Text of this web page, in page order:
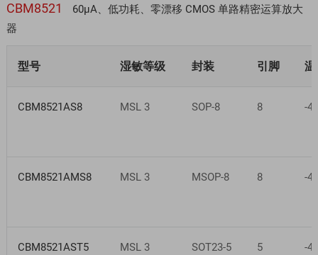
CBM8521
60µA、低功耗、零漂移 CMOS 单路精密运算放大
器
型号 湿敏等级 封装 引脚
CBM8521AS8 MSL 3 SOP-8 8 -
CBM8521AMS8 MSL 3 MSOP-8 8 -
CBM8521AST5 MSL 3 SOT23-5 5 -